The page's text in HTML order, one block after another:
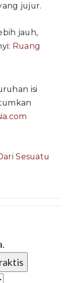
jujur.
jauh,
Ruang
isi
Sesuatu